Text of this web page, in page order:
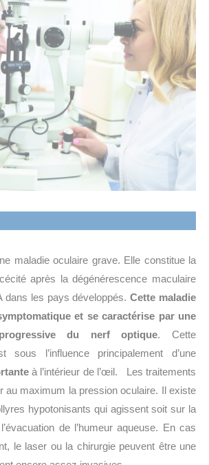
maladie oculaire grave. Elle constitue la
après la dégénérescence maculaire
dans les pays développés.Cette maladie
et se caractérise par une
progressive du nerf optique. Cette
sous l’influence principalement d’une
à l’intérieur de l’œil. Les traitements
au maximum la pression oculaire. Il existe
hypotonisants qui agissent soit sur la
de l’humeur aqueuse. En cas
le laser ou la chirurgie peuvent être une